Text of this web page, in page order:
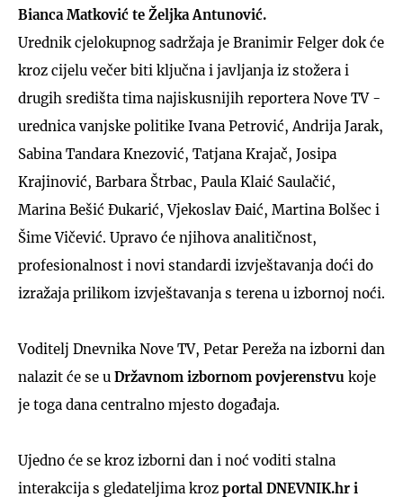
Bianca Matković te Željka Antunović.
Urednik cjelokupnog sadržaja je Branimir Felger dok će
kroz cijelu večer biti ključna i javljanja iz stožera i
drugih središta tima najiskusnijih reportera Nove TV -
urednica vanjske politike Ivana Petrović, Andrija Jarak,
Sabina Tandara Knezović, Tatjana Krajač, Josipa
Krajinović, Barbara Štrbac, Paula Klaić Saulačić,
Marina Bešić Đukarić, Vjekoslav Đaić, Martina Bolšec i
Šime Vičević. Upravo će njihova analitičnost,
profesionalnost i novi standardi izvještavanja doći do
izražaja prilikom izvještavanja s terena u izbornoj noći.
Voditelj Dnevnika Nove TV, Petar Pereža na izborni dan
nalazit će se u Državnom izbornom povjerenstvu koje
je toga dana centralno mjesto događaja.
Ujedno će se kroz izborni dan i noć voditi stalna
interakcija s gledateljima kroz portal DNEVNIK.hr i